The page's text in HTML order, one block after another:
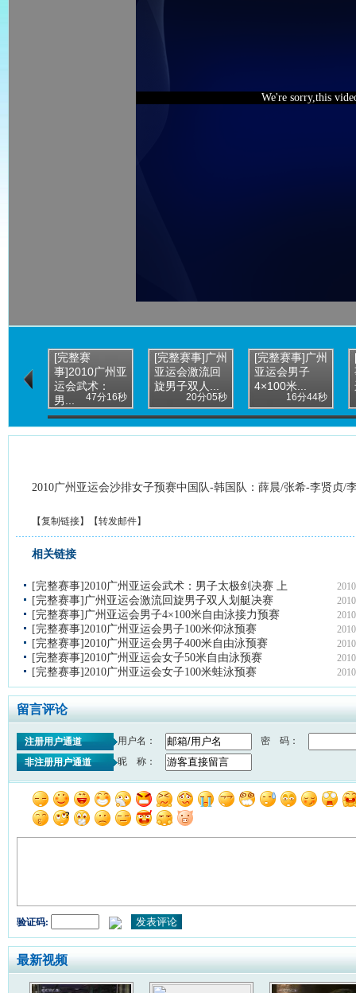
We're sorry,this
[完整赛
事]2010广州亚
运会武术：
男...
47分16秒
[完整赛事]广州
亚运会激流回
旋男子双人...
20分05秒
[完整赛事]广州
亚运会男子
4×100米...
16分44秒
2010广州亚运会沙排女子预赛中国队-韩国队：薛晨/张希-李贤贞/
【复制链接】【转发邮件】
相关链接
[完整赛事]2010广州亚运会武术：男子太极剑决赛 上
[完整赛事]广州亚运会激流回旋男子双人划艇决赛
[完整赛事]广州亚运会男子4×100米自由泳接力预赛
[完整赛事]2010广州亚运会男子100米仰泳预赛
[完整赛事]2010广州亚运会男子400米自由泳预赛
[完整赛事]2010广州亚运会女子50米自由泳预赛
[完整赛事]2010广州亚运会女子100米蛙泳预赛
留言评论
注册用户通道 用户名：
密 码：
非注册用户通道
昵 称：
验证码:
最新视频